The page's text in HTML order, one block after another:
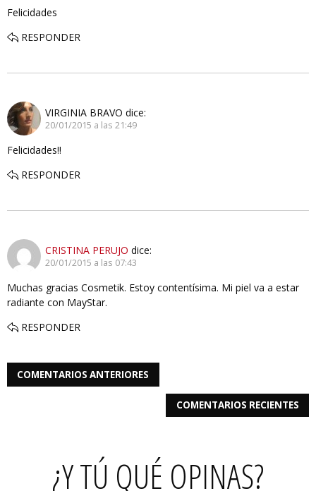
Felicidades
RESPONDER
VIRGINIA BRAVO dice:
20/01/2015 a las 21:49
Felicidades!!
RESPONDER
CRISTINA PERUJO dice:
20/01/2015 a las 07:43
Muchas gracias Cosmetik. Estoy contentísima. Mi piel va a estar
radiante con MayStar.
RESPONDER
COMENTARIOS ANTERIORES
COMENTARIOS RECIENTES
¿Y TÚ QUÉ OPINAS?